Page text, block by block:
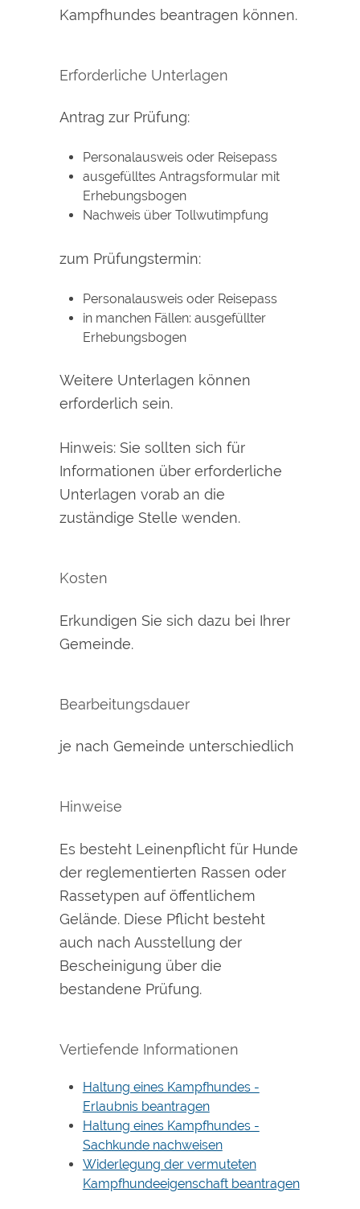
Kampfhundes beantragen können.
Erforderliche Unterlagen
Antrag zur Prüfung:
Personalausweis oder Reisepass
ausgefülltes Antragsformular mit
Erhebungsbogen
Nachweis über Tollwutimpfung
zum Prüfungstermin:
Personalausweis oder Reisepass
in manchen Fällen: ausgefüllter
Erhebungsbogen
Weitere Unterlagen können
erforderlich sein.
Hinweis: Sie sollten sich für
Informationen über erforderliche
Unterlagen vorab an die
zuständige Stelle wenden.
Kosten
Erkundigen Sie sich dazu bei Ihrer
Gemeinde.
Bearbeitungsdauer
je nach Gemeinde unterschiedlich
Hinweise
Es besteht Leinenpflicht für Hunde
der reglementierten Rassen oder
Rassetypen auf öffentlichem
Gelände. Diese Pflicht besteht
auch nach Ausstellung der
Bescheinigung über die
bestandene Prüfung.
Vertiefende Informationen
Haltung eines Kampfhundes -
Erlaubnis beantragen
Haltung eines Kampfhundes -
Sachkunde nachweisen
Widerlegung der vermuteten
Kampfhundeeigenschaft beantragen